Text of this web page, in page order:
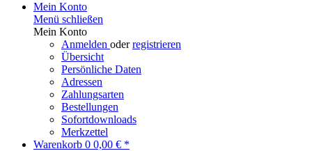
Mein Konto
Menü schließen
Mein Konto
Anmelden oderregistrieren
Übersicht
Persönliche Daten
Adressen
Zahlungsarten
Bestellungen
Sofortdownloads
Merkzettel
Warenkorb 0 0,00 € *